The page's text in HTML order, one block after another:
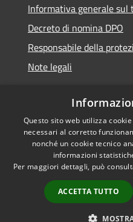
Informativa generale
Decreto di nomina DPO
Responsabile della
Note legali
RSS
Accessibilità
Cookie
Mappa del sito
Piano di miglioramento
Questo sito web utilizza
necessari al corretto
nonché un cookie tecnico
informazioni
Per maggiori dettagli, può
ACCETTA TUTTO